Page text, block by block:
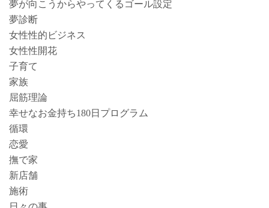
夢が向こうからやってくるゴール設定
夢診断
女性性的ビジネス
女性性開花
子育て
家族
屈筋理論
幸せなお金持ち180日プログラム
循環
恋愛
撫で家
新店舗
施術